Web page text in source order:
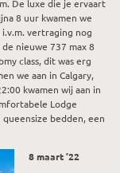
De luxe die je ervaart
8 uur kwamen we
vertraging nog
nieuwe 737 max 8
class, dit was erg
we aan in Calgary,
kwamen wij aan in
Lodge
bedden, een
8 maart ’22